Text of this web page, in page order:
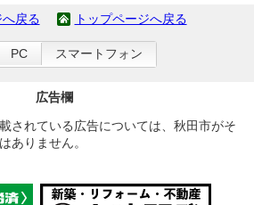
戻る トップページへ戻る
PC スマートフォン
広告欄
されている広告については、秋田市がそ
ありません。